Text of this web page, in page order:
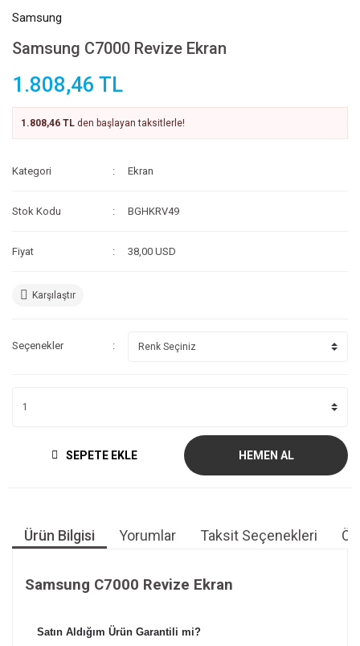
Samsung
Samsung C7000 Revize Ekran
1.808,46 TL
1.808,46 TL den başlayan taksitlerle!
Kategori Ekran
Stok Kodu BGHKRV49
Fiyat 38,00 USD
Karşılaştır
Seçenekler
SEPETE EKLE HEMEN AL
Ürün Bilgisi Yorumlar Taksit Seçenekleri
Samsung C7000 Revize Ekran
Satın Aldığım Ürün Garantili mi?